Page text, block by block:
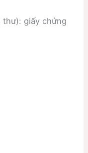
thư): giấy chứng